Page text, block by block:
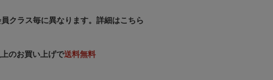
クラス毎に異なります。 詳細はこちら
のお買い上げで送料無料